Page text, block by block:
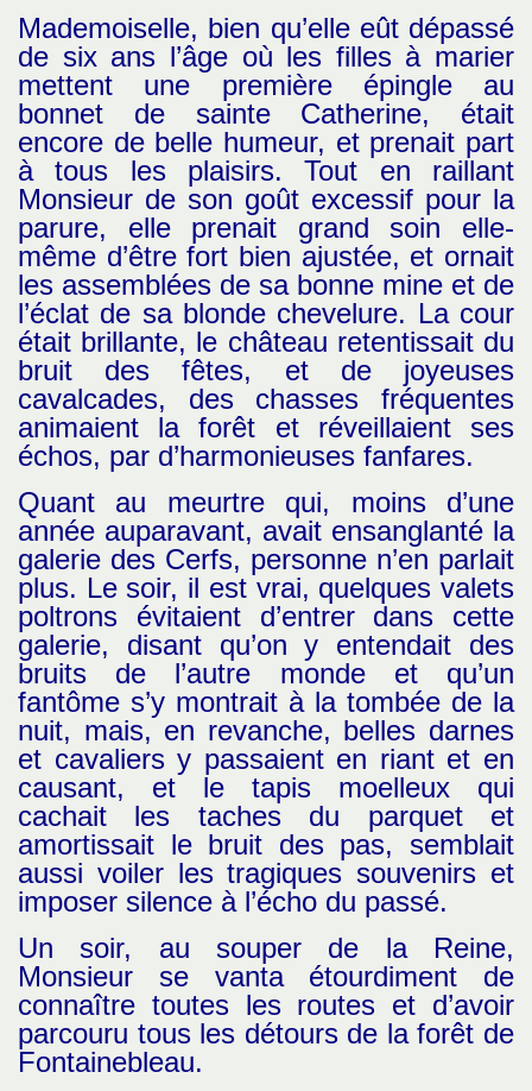
Mademoiselle, bien qu’elle eût dépassé
de six ans l’âge où les filles à marier
mettent une première épingle au
bonnet de sainte Catherine, était
encore de belle humeur, et prenait part
à tous les plaisirs. Tout en raillant
Monsieur de son goût excessif pour la
parure, elle prenait grand soin elle-
même d’être fort bien ajustée, et ornait
les assemblées de sa bonne mine et de
l’éclat de sa blonde chevelure. La cour
était brillante, le château retentissait du
bruit des fêtes, et de joyeuses
cavalcades, des chasses fréquentes
animaient la forêt et réveillaient ses
échos, par d’harmonieuses fanfares.
Quant au meurtre qui, moins d’une
année auparavant, avait ensanglanté la
galerie des Cerfs, personne n’en parlait
plus. Le soir, il est vrai, quelques valets
poltrons évitaient d’entrer dans cette
galerie, disant qu’on y entendait des
bruits de l’autre monde et qu’un
fantôme s’y montrait à la tombée de la
nuit, mais, en revanche, belles darnes
et cavaliers y passaient en riant et en
causant, et le tapis moelleux qui
cachait les taches du parquet et
amortissait le bruit des pas, semblait
aussi voiler les tragiques souvenirs et
imposer silence à l’écho du passé.
Un soir, au souper de la Reine,
Monsieur se vanta étourdiment de
connaître toutes les routes et d’avoir
parcouru tous les détours de la forêt de
Fontainebleau.